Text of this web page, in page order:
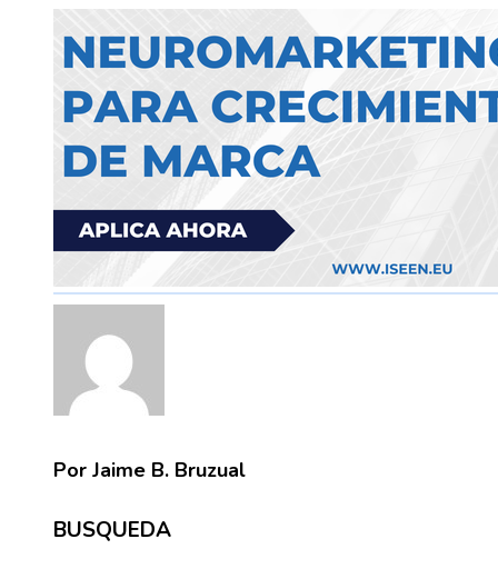
Por Jaime B. Bruzual
BUSQUEDA